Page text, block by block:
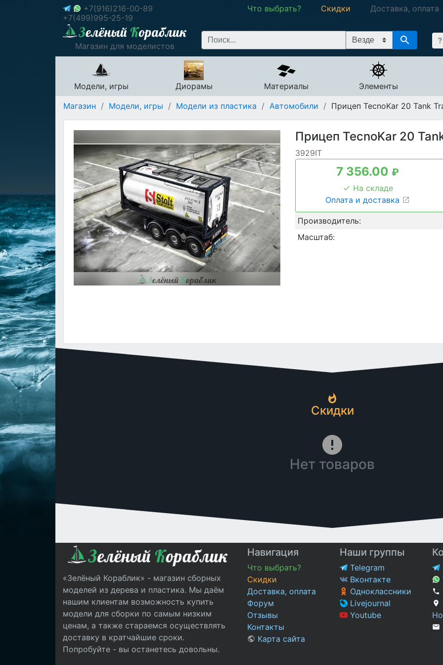
+7(916)216-00-89
+7(499)995-25-19
Что выбрать? Скидки Доставка, оплата
Магазин для моделистов
Модели, игры Диорамы Материалы
Элементы
Магазин / Модели, игры / Модели из пластика / Автомобили / Прицеп TecnoKar 20 Tank
Прицеп TecnoKar 20
3929IT
7 356.00 ₽
На складе
Оплата и доставка
Производитель:
Масштаб:
Скидки
Нет товаров
«Зелёный Кораблик» - магазин сборных
моделей из дерева и пластика. Мы даём
нашим клиентам возможность купить
модели для сборки по самым низким
ценам, а также стараемся осуществлять
доставку в кратчайшие сроки.
Попробуйте - вы останетесь довольны.
Навигация
Что выбрать?
Скидки
Доставка, оплата
Форум
Отзывы
Контакты
Карта сайта
Наши группы
Telegram
Вконтакте
Одноклассники
Livejournal
Youtube